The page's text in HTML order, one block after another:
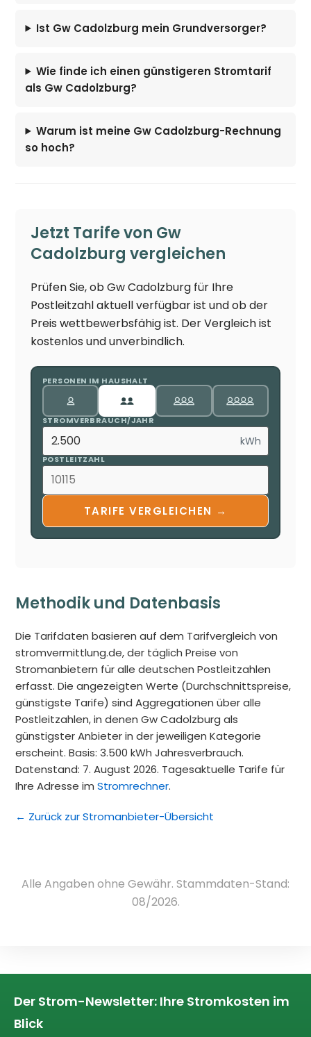
Ist Gw Cadolzburg mein Grundversorger?
Wie finde ich einen günstigeren Stromtarif
als Gw Cadolzburg?
Warum ist meine Gw Cadolzburg-Rechnung
so hoch?
Jetzt Tarife von Gw
Cadolzburg vergleichen
Prüfen Sie, ob Gw Cadolzburg für Ihre
Postleitzahl aktuell verfügbar ist und ob der
Preis wettbewerbsfähig ist. Der Vergleich ist
kostenlos und unverbindlich.
PERSONEN IM HAUSHALT
STROMVERBRAUCH/JAHR
kWh
POSTLEITZAHL
TARIFE VERGLEICHEN →
Methodik und Datenbasis
Die Tarifdaten basieren auf dem Tarifvergleich von
stromvermittlung.de, der täglich Preise von
Stromanbietern für alle deutschen Postleitzahlen
erfasst. Die angezeigten Werte (Durchschnittspreise,
günstigste Tarife) sind Aggregationen über alle
Postleitzahlen, in denen Gw Cadolzburg als
günstigster Anbieter in der jeweiligen Kategorie
erscheint. Basis: 3.500 kWh Jahresverbrauch.
Datenstand: 7. August 2026. Tagesaktuelle Tarife für
Ihre Adresse imStromrechner.
← Zurück zur Stromanbieter-Übersicht
Alle Angaben ohne Gewähr. Stammdaten-Stand:
08/2026.
Der Strom-Newsletter: Ihre Stromkosten im
Blick